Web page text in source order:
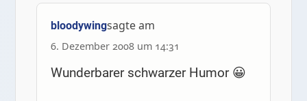
bloodywingsagte am
6. Dezember 2008 um 14:31
Wunderbarer schwarzer Humor 😀